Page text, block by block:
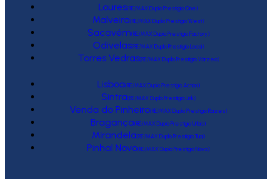
Loures(RE/MAX Duplo Prestígio One)
Malveira(RE/MAX Duplo Prestígio West)
Sacavém(RE/MAX Duplo Prestígio Factory)
Odivelas(RE/MAX Duplo Prestígio Local)
Torres Vedras(RE/MAX Duplo Prestígio Várzea)
Lisboa(RE/MAX Duplo Prestígio Action)
Sintra(RE/MAX Duplo Prestígio Link)
Venda do Pinheiro(RE/MAX Duplo Prestígio Raízes)
Bragança(RE/MAX Duplo Prestígio Urbis)
Mirandela(RE/MAX Duplo Prestígio Tua)
Pinhal Novo(RE/MAX Duplo Prestígio Novo)